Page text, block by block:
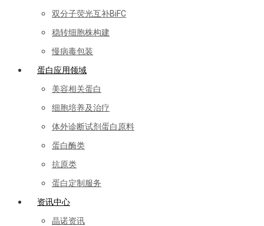
双分子荧光互补BiFC
稳转细胞株构建
慢病毒包装
蛋白应用领域
美容相关蛋白
细胞培养及治疗
体外诊断试剂蛋白原料
蛋白酶类
抗原类
蛋白定制服务
资讯中心
晶诺资讯